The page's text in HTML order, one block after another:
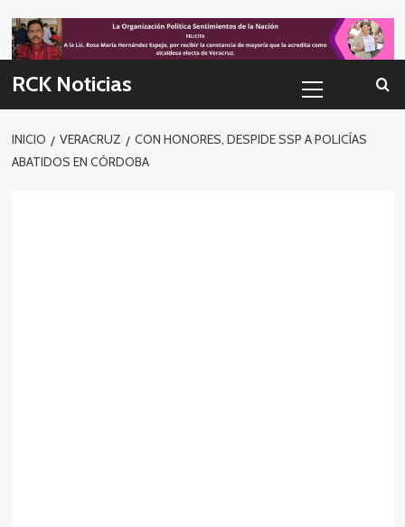
to
content
RCK Noticias
primario
INICIO VERACRUZ
CON HONORES, DESPIDE SSP A POLICÍAS
ABATIDOS EN CÓRDOBA